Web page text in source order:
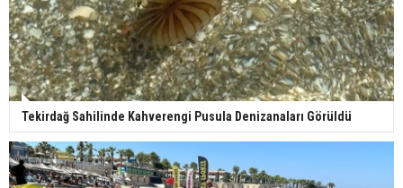
Tekirdağ Sahilinde Kahverengi Pusula Denizanaları Görüldü